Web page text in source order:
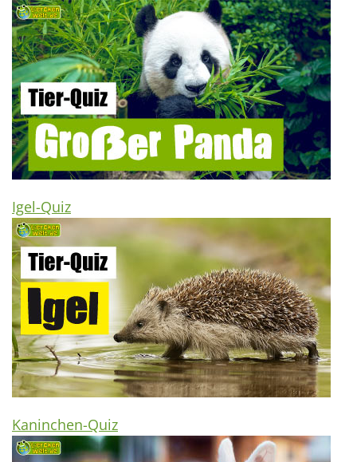
Igel-Quiz
Kaninchen-Quiz